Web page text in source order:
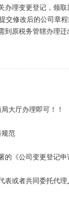
办理变更登记，领
交修改后的公司章
到原税务管辖办理迁
大厅办理即可！！
规范
《公司变更登记申
或者共同委托代理